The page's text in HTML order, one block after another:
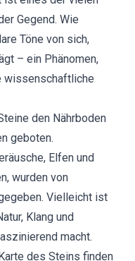
Gegend. Wie
Töne von sich,
– ein Phänomen,
wissenschaftliche
den Nährboden
geboten.
Elfen und
wurden von
Vielleicht ist
Klang und
macht.
des Steins finden